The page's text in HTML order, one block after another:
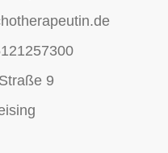
9